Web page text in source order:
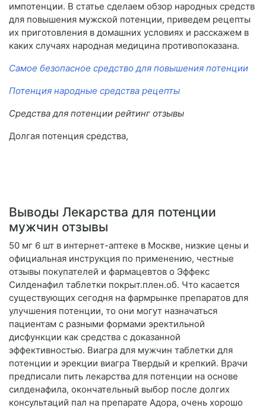
импотенции. В статье сделаем обзор народных средств
для повышения мужской потенции, приведем рецепты
их приготовления в домашних условиях и расскажем в
каких случаях народная медицина противопоказана.
Самое безопасное средство для повышения потенции
Потенция народные средства рецепты
Средства для потенции рейтинг отзывы
Долгая потенция средства,
Выводы Лекарства для потенции
мужчин отзывы
50 мг 6 шт в интернет-аптеке в Москве, низкие цены и
официальная инструкция по применению, честные
отзывы покупателей и фармацевтов о Эффекс
Силденафил таблетки покрыт.плен.об. Что касается
существующих сегодня на фармрынке препаратов для
улучшения потенции, то они могут назначаться
пациентам с разными формами эректильной
дисфункции как средства с доказанной
эффективностью. Виагра для мужчин таблетки для
потенции и эрекции виагра Твердый и крепкий. Врачи
предписали пить лекарства для потенции на основе
силденафила, окончательный выбор после долгих
консультаций пал на препарате Адора, очень хорошо